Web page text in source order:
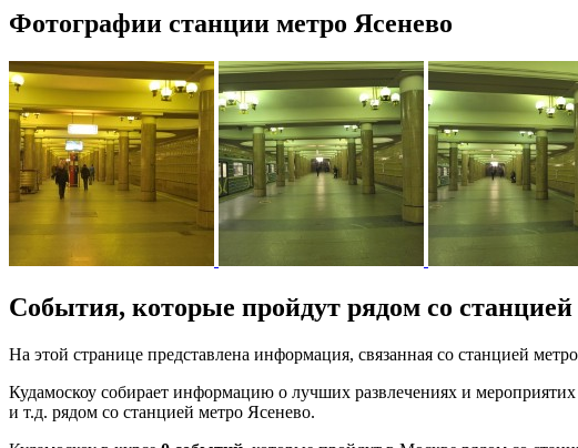
Фотографии станции метро Ясенево
События, которые пройдут рядом со станцией
На этой странице представлена информация, связанная со станцией
Кудамоскоу собирает информацию о лучших развлечениях и
и т.д. рядом со станцией метро Ясенево.